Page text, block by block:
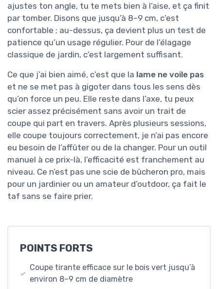
ajustes ton angle, tu te mets bien à l’aise, et ça finit
par tomber. Disons que jusqu’à 8–9 cm, c’est
confortable ; au-dessus, ça devient plus un test de
patience qu’un usage régulier. Pour de l’élagage
classique de jardin, c’est largement suffisant.
Ce que j’ai bien aimé, c’est que la lame ne voile pas
et ne se met pas à gigoter dans tous les sens dès
qu’on force un peu. Elle reste dans l’axe, tu peux
scier assez précisément sans avoir un trait de
coupe qui part en travers. Après plusieurs sessions,
elle coupe toujours correctement, je n’ai pas encore
eu besoin de l’affûter ou de la changer. Pour un outil
manuel à ce prix-là, l’efficacité est franchement au
niveau. Ce n’est pas une scie de bûcheron pro, mais
pour un jardinier ou un amateur d’outdoor, ça fait le
taf sans se faire prier.
POINTS FORTS
Coupe tirante efficace sur le bois vert jusqu’à
environ 8–9 cm de diamètre